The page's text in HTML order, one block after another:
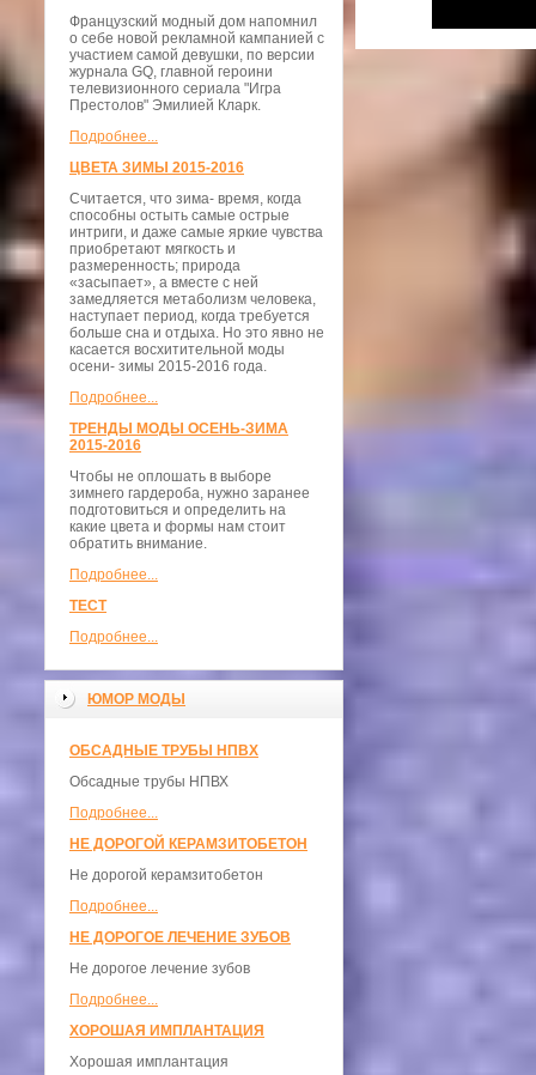
Французский модный дом напомнил
о себе новой рекламной кампанией с
участием самой девушки, по версии
журнала GQ, главной героини
телевизионного сериала "Игра
Престолов" Эмилией Кларк.
Подробнее...
ЦВЕТА ЗИМЫ 2015-2016
Считается, что зима- время, когда
способны остыть самые острые
интриги, и даже самые яркие чувства
приобретают мягкость и
размеренность; природа
«засыпает», а вместе с ней
замедляется метаболизм человека,
наступает период, когда требуется
больше сна и отдыха. Но это явно не
касается восхитительной моды
осени- зимы 2015-2016 года.
Подробнее...
ТРЕНДЫ МОДЫ ОСЕНЬ-ЗИМА
2015-2016
Чтобы не оплошать в выборе
зимнего гардероба, нужно заранее
подготовиться и определить на
какие цвета и формы нам стоит
обратить внимание.
Подробнее...
ТЕСТ
Подробнее...
ЮМОР МОДЫ
ОБСАДНЫЕ ТРУБЫ НПВХ
Обсадные трубы НПВХ
Подробнее...
НЕ ДОРОГОЙ КЕРАМЗИТОБЕТОН
Не дорогой керамзитобетон
Подробнее...
НЕ ДОРОГОЕ ЛЕЧЕНИЕ ЗУБОВ
Не дорогое лечение зубов
Подробнее...
ХОРОШАЯ ИМПЛАНТАЦИЯ
Хорошая имплантация